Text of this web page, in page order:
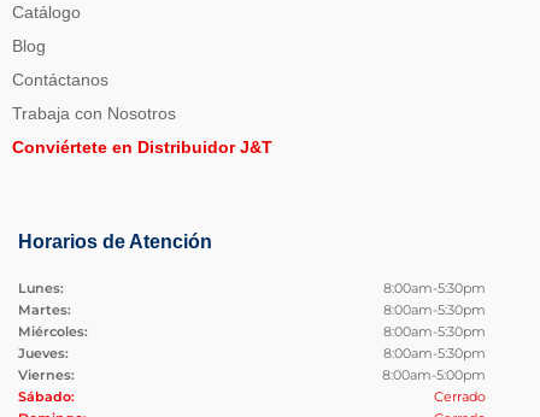
Catálogo
Blog
Contáctanos
Trabaja con Nosotros
Conviértete en Distribuidor J&T
Horarios de Atención
Lunes:
8:00am-5:30pm
Martes:
8:00am-5:30pm
Miércoles:
8:00am-5:30pm
Jueves:
8:00am-5:30pm
Viernes:
8:00am-5:00pm
Sábado:
Cerrado